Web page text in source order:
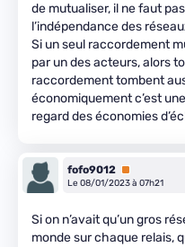
de mutualiser, il ne faut
l’indépendance des
Si un seul raccordement
par un des acteurs, alors
raccordement tombent
économiquement c’est
regard des économies
fofo9012 Premium
Le 08/01/2023 à 07h21
Si on n’avait qu’un gros
monde sur chaque relais,